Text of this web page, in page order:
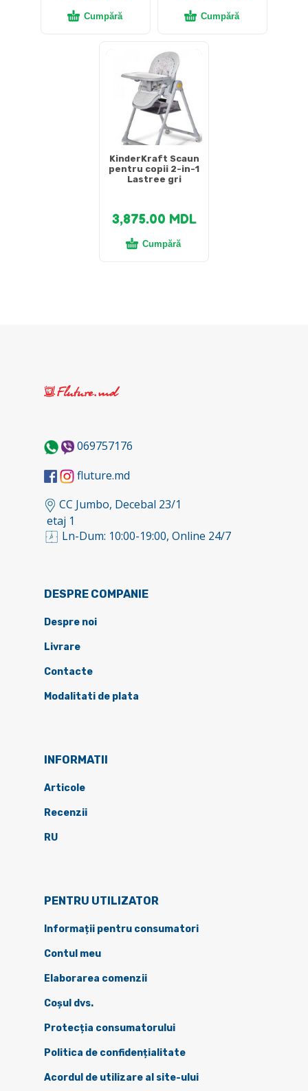
Cumpără Cumpără
KinderKraft Scaun
pentru copii 2-in-1
Lastree gri
3,875.00 MDL
Cumpără
069757176
fluture.md
CC Jumbo, Decebal 23/1
etaj 1
Ln-Dum: 10:00-19:00, Online 24/7
DESPRE COMPANIE
Despre noi
Livrare
Contacte
Modalitati de plata
INFORMATII
Articole
Recenzii
RU
PENTRU UTILIZATOR
Informații pentru consumatori
Contul meu
Elaborarea comenzii
Coșul dvs.
Protecția consumatorului
Politica de confidențialitate
Acordul de utilizare al site-ului